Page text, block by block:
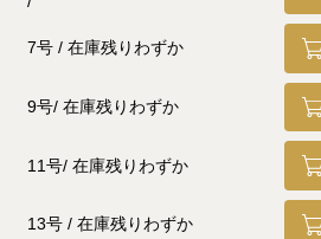
7号 在庫残りわずか
9号 在庫残りわずか
11号 在庫残りわずか
13号 在庫残りわずか